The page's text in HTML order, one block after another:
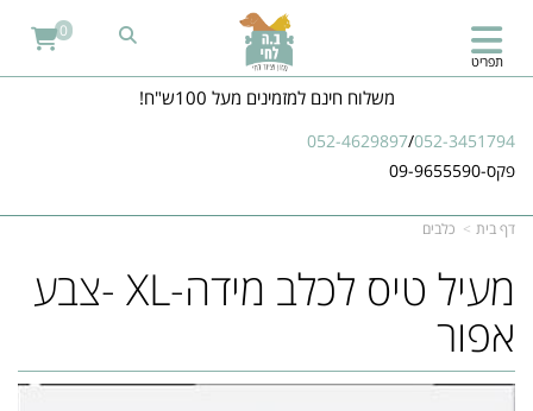
משלוח חינם למזמינים מעל 100ש"ח!
052-4629897/052-3451794
פקס-09-9655590
תפריט
0
דף בית כלבים
מעיל טיס לכלב מידה-XL -צבע
אפור